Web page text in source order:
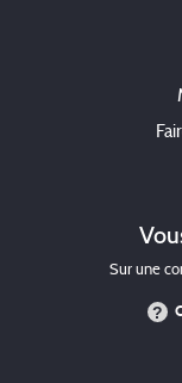
Sur une